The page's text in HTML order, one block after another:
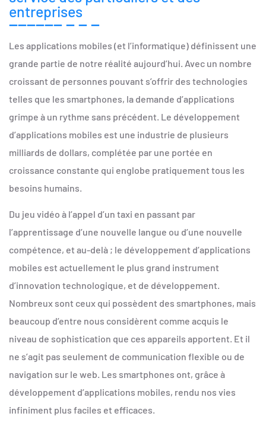
entreprises
Les applications mobiles (et l’informatique) définissent une
grande partie de notre réalité aujourd’hui. Avec un nombre
croissant de personnes pouvant s’offrir des technologies
telles que les smartphones, la demande d’applications
grimpe à un rythme sans précédent. Le développement
d’applications mobiles est une industrie de plusieurs
milliards de dollars, complétée par une portée en
croissance constante qui englobe pratiquement tous les
besoins humains.
Du jeu vidéo à l’appel d’un taxi en passant par
l’apprentissage d’une nouvelle langue ou d’une nouvelle
compétence, et au-delà ; le développement d’applications
mobiles est actuellement le plus grand instrument
d’innovation technologique, et de développement.
Nombreux sont ceux qui possèdent des smartphones, mais
beaucoup d’entre nous considèrent comme acquis le
niveau de sophistication que ces appareils apportent. Et il
ne s’agit pas seulement de communication flexible ou de
navigation sur le web. Les smartphones ont, grâce à
développement d’applications mobiles, rendu nos vies
infiniment plus faciles et efficaces.